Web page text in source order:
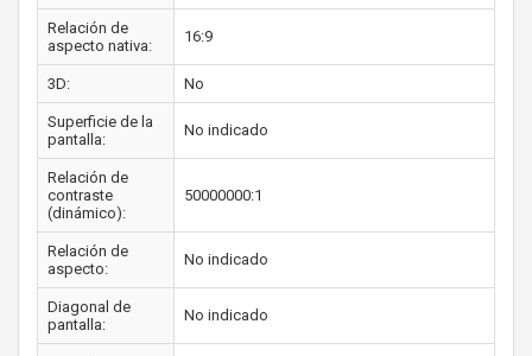
Relación de
aspecto nativa:
16:9
3D: No
Superficie de la
pantalla:
No indicado
Relación de
contraste
(dinámico):
50000000:1
Relación de
aspecto:
No indicado
Diagonal de
pantalla:
No indicado